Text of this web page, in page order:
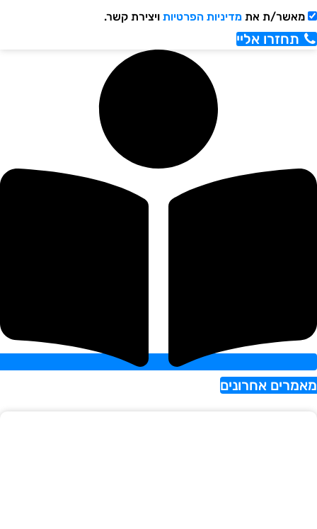
מאשר/ת אתמדיניות הפרטיותויצירת קשר.
תחזרו אליי
אחרונים